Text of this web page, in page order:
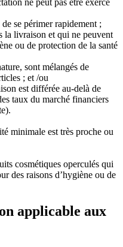
ne peut pas être exercé
se périmer rapidement ;
la livraison et qui ne peuvent
ou de protection de la santé
sont mélangés de
; et /ou
est différée au-delà de
taux du marché financiers
minimale est très proche ou
cosmétiques operculés qui
des raisons d’hygiène ou de
applicable aux